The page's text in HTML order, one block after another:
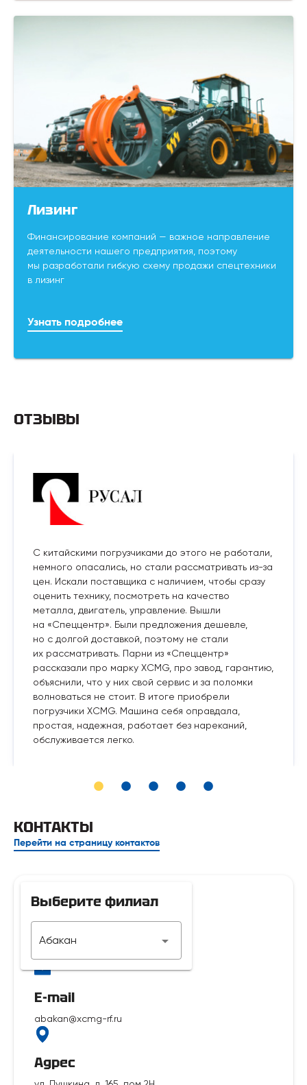
Лизинг
Финансирование компаний — важное направление
деятельности нашего предприятия, поэтому
мы разработали гибкую схему продажи спецтехники
в лизинг
Узнать подробнее
ОТЗЫВЫ
С китайскими погрузчиками до этого не работали,
немного опасались, но стали рассматривать из-за
цен. Искали поставщика с наличием, чтобы сразу
оценить технику, посмотреть на качество
металла, двигатель, управление. Вышли
на «Спеццентр». Были предложения дешевле,
но с долгой доставкой, поэтому не стали
их рассматривать. Парни из «Спеццентр»
рассказали про марку XCMG, про завод, гарантию,
объяснили, что у них свой сервис и за поломки
волноваться не стоит. В итоге приобрели
погрузчики XCMG. Машина себя оправдала,
простая, надежная, работает без нареканий,
обслуживается легко.
КОНТАКТЫ
Перейти на страницу контактов
Выберите филиал
Абакан
Телефон
E-mail
abakan@xcmg-rf.ru
Адрес